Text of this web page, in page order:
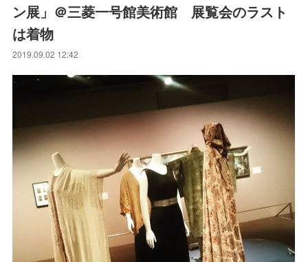
ン展」＠三菱一号館美術館 展覧会のラスト
は着物
2019.09.02 12:42